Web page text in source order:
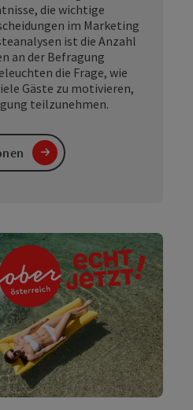
die wichtige
im Marketing
ist die Anzahl
an der Befragung
die Frage, wie
Gäste zu motivieren,
teilzunehmen.